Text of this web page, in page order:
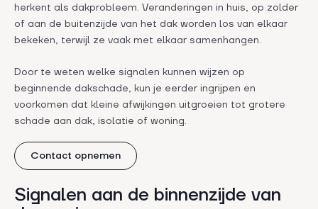
herkent als dakprobleem. Veranderingen in huis, op zolder
of aan de buitenzijde van het dak worden los van elkaar
bekeken, terwijl ze vaak met elkaar samenhangen.
Door te weten welke signalen kunnen wijzen op
beginnende dakschade, kun je eerder ingrijpen en
voorkomen dat kleine afwijkingen uitgroeien tot grotere
schade aan dak, isolatie of woning.
Contact opnemen
Signalen aan de binnenzijde van